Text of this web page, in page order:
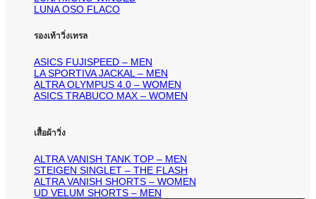
LUNA OSO FLACO
รองเท้าวิ่งเทรล
ASICS FUJISPEED – MEN
LA SPORTIVA JACKAL – MEN
ALTRA OLYMPUS 4.0 – WOMEN
ASICS TRABUCO MAX – WOMEN
เสื้อผ้าวิ่ง
ALTRA VANISH TANK TOP – MEN
STEIGEN SINGLET – THE FLASH
ALTRA VANISH SHORTS – WOMEN
UD VELUM SHORTS – MEN